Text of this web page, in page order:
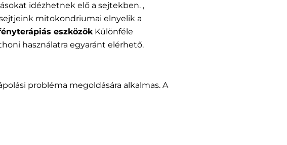
idézhetnek elő a sejtekben. ,
mitokondriumai elnyelik a
eszközökKülönféle
használatra egyaránt elérhető.
probléma megoldására alkalmas. A